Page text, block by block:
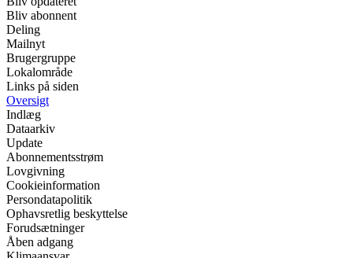
Bliv abonnent
Deling
Mailnyt
Brugergruppe
Lokalområde
Links på siden
Oversigt
Indlæg
Dataarkiv
Update
Abonnementsstrøm
Lovgivning
Cookieinformation
Persondatapolitik
Ophavsretlig beskyttelse
Forudsætninger
Åben adgang